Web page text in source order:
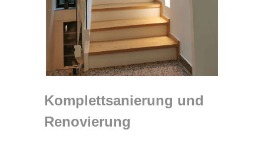
Komplettsanierung und
Renovierung